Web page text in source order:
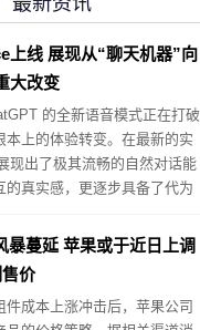
上线 展现从“聊天机器”向
大改变
的全新语音模式正在打破
上的体验转变。在最新的实
现出了极其流畅的自然对话能
真实感，更逐步具备了代为
暴蔓延 苹果或于近日上调
价
成本上涨冲击后，苹果公司